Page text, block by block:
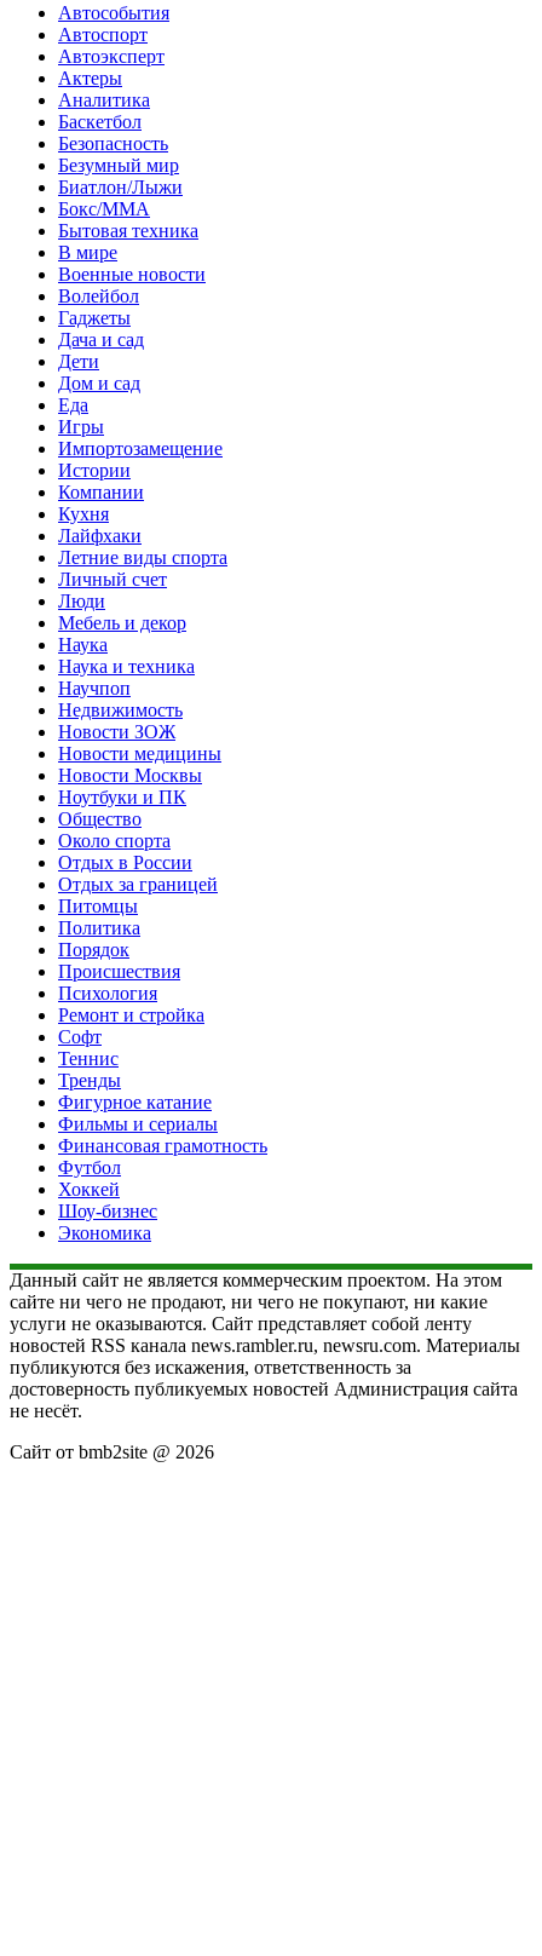
Автособытия
Автоспорт
Автоэксперт
Актеры
Аналитика
Баскетбол
Безопасность
Безумный мир
Биатлон/Лыжи
Бокс/MMA
Бытовая техника
В мире
Военные новости
Волейбол
Гаджеты
Дача и сад
Дети
Дом и сад
Еда
Игры
Импортозамещение
Истории
Компании
Кухня
Лайфхаки
Летние виды спорта
Личный счет
Люди
Мебель и декор
Наука
Наука и техника
Научпоп
Недвижимость
Новости ЗОЖ
Новости медицины
Новости Москвы
Ноутбуки и ПК
Общество
Около спорта
Отдых в России
Отдых за границей
Питомцы
Политика
Порядок
Происшествия
Психология
Ремонт и стройка
Софт
Теннис
Тренды
Фигурное катание
Фильмы и сериалы
Финансовая грамотность
Футбол
Хоккей
Шоу-бизнес
Экономика
Данный сайт не является коммерческим проектом. На этом
сайте ни чего не продают, ни чего не покупают, ни какие
услуги не оказываются. Сайт представляет собой ленту
новостей RSS канала news.rambler.ru, newsru.com. Материалы
публикуются без искажения, ответственность за
достоверность публикуемых новостей Администрация сайта
не несёт.
Сайт от bmb2site @ 2026